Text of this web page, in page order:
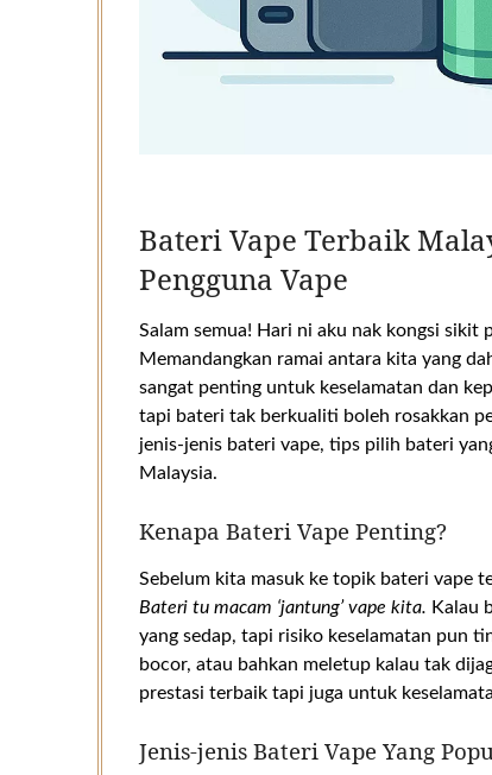
Bateri Vape Terbaik
Pengguna Vape
Salam semua! Hari ni aku nak kongsi sikit
Memandangkan ramai antara kita yang
sangat penting untuk keselamatan dan
tapi bateri tak berkualiti boleh rosakkan
jenis-jenis bateri vape, tips pilih bateri
Malaysia.
Kenapa Bateri Vape Penting?
Sebelum kita masuk ke topik bateri vape
Bateri tu macam ‘jantung’ vape kita. Kalau
yang sedap, tapi risiko keselamatan pun
bocor, atau bahkan meletup kalau tak
prestasi terbaik tapi juga untuk
Jenis-jenis Bateri Vape Yang